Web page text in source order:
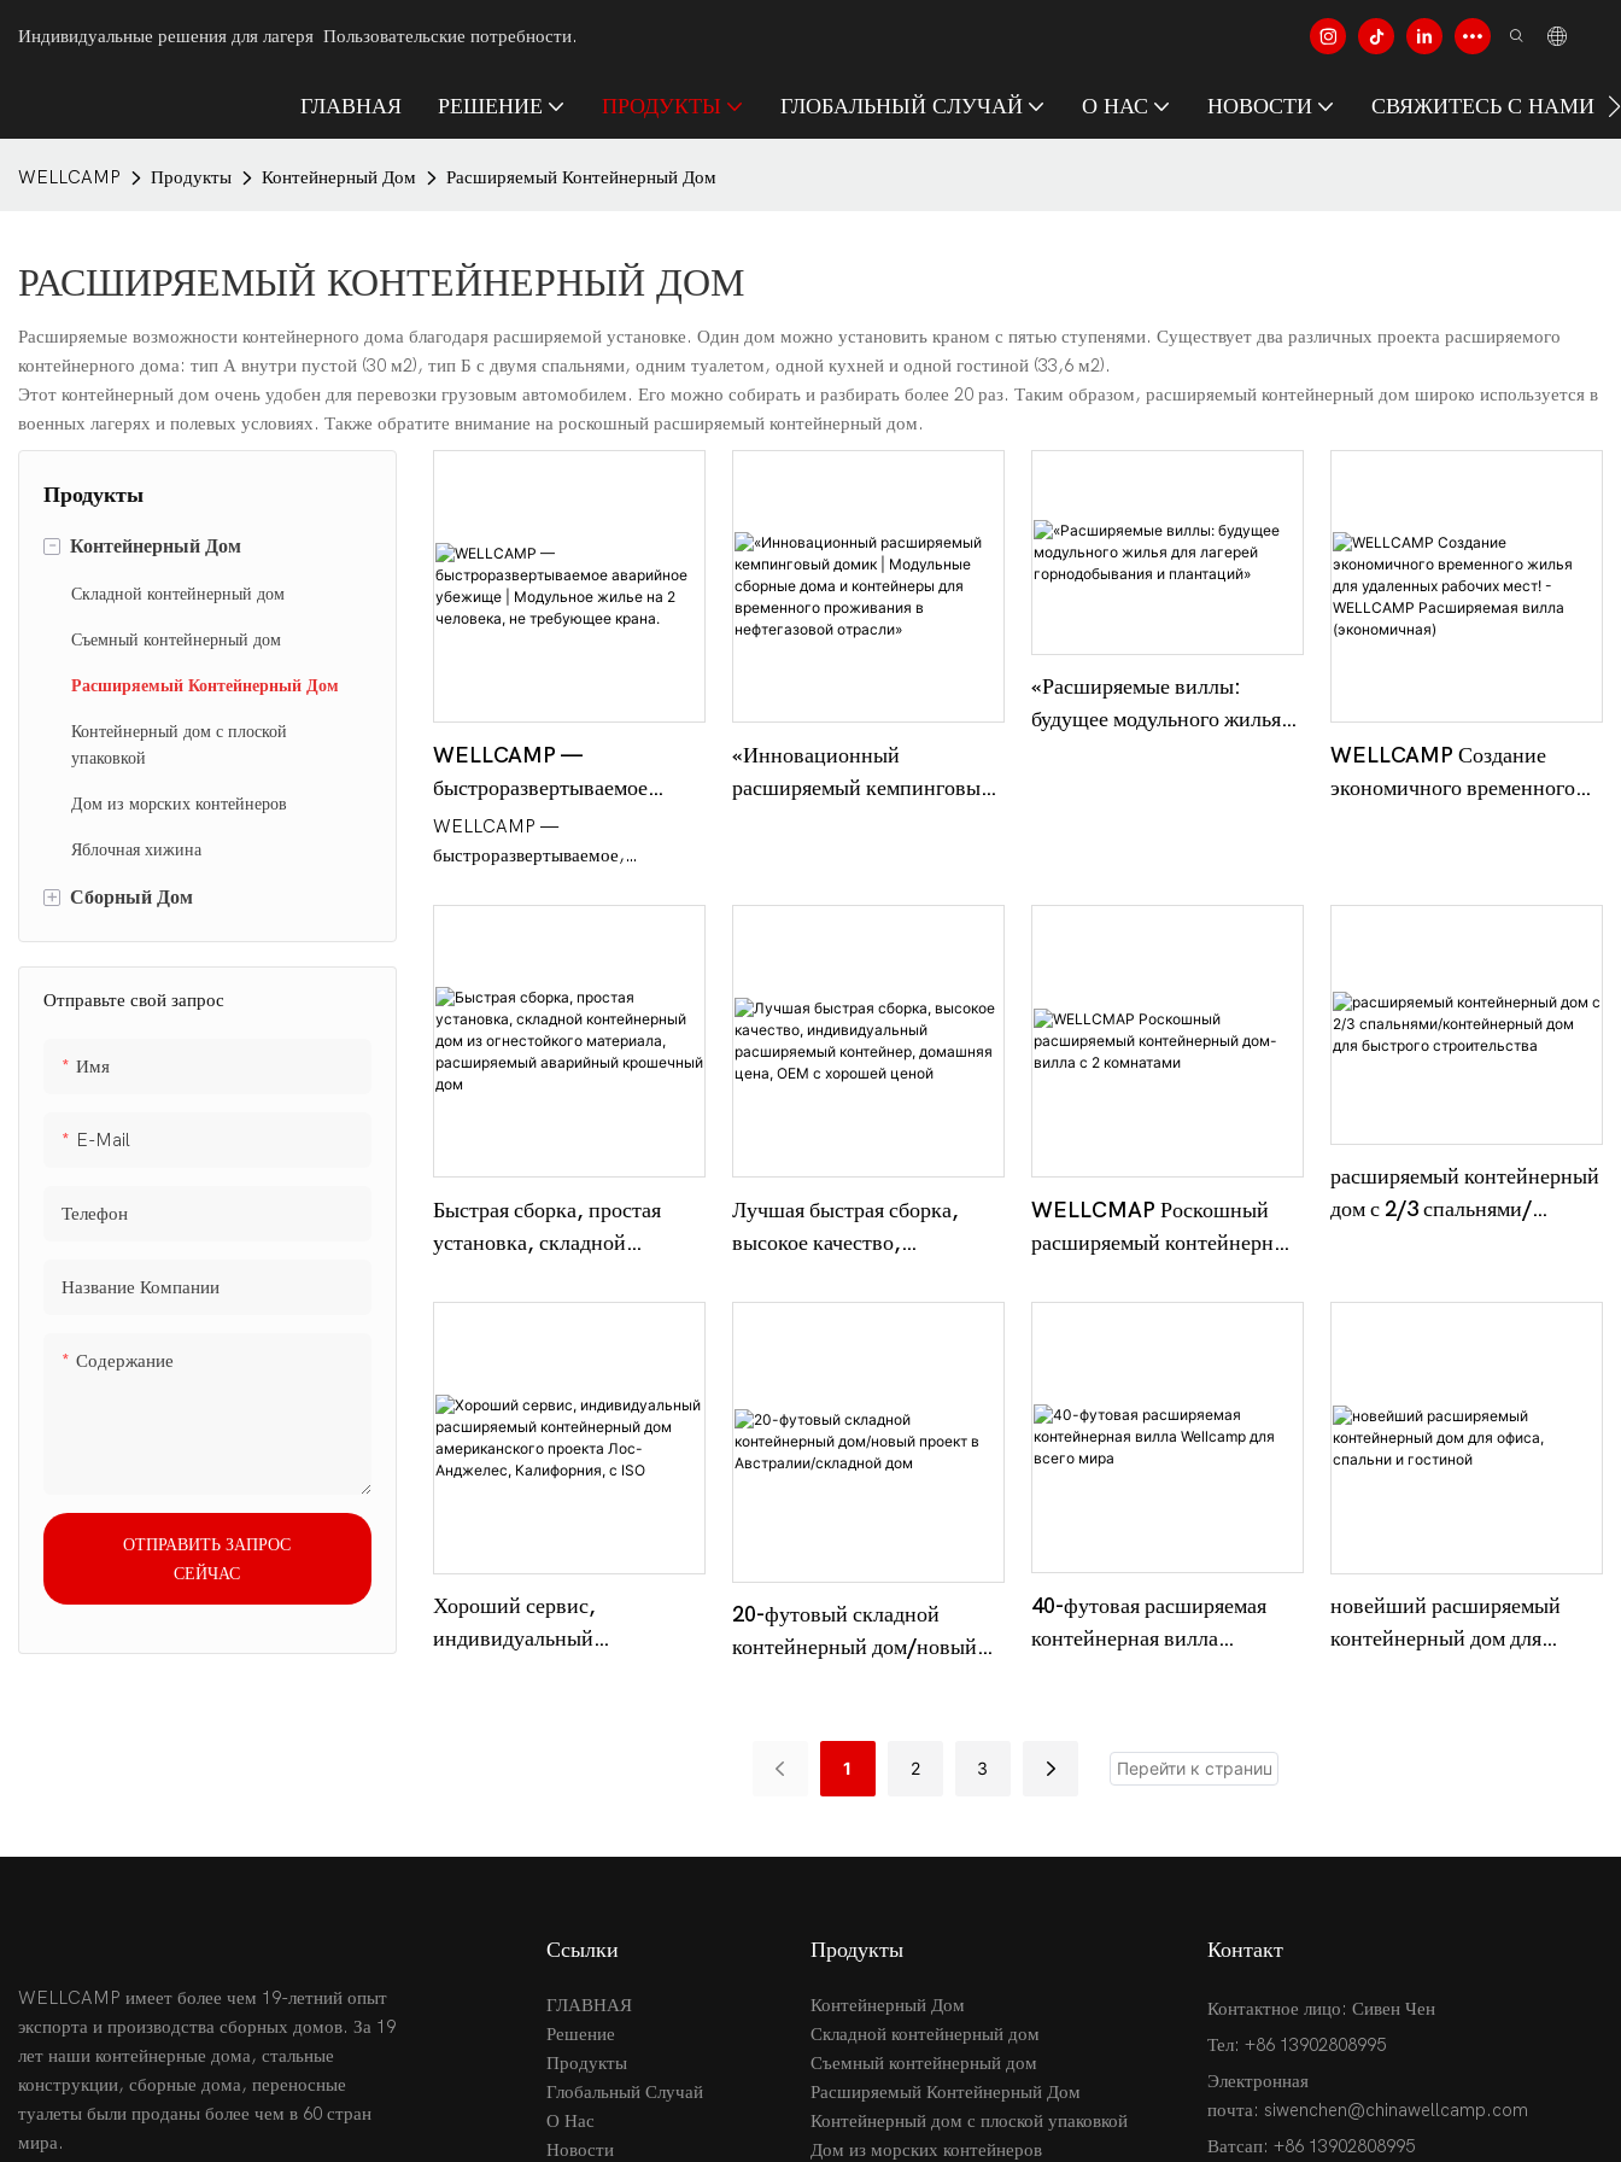
Индивидуальные решения для лагеря Пользовательские потребности.
ГЛАВНАЯ РЕШЕНИЕ ПРОДУКТЫ ГЛОБАЛЬНЫЙ СЛУЧАЙ О НАС НОВОСТИ СВЯЖИТЕСЬ С НАМИ
WELLCAMP Продукты Контейнерный Дом Расширяемый Контейнерный Дом
РАСШИРЯЕМЫЙ КОНТЕЙНЕРНЫЙ ДОМ
Расширяемые возможности контейнерного дома благодаря расширяемой установке. Один дом можно установить краном с пятью ступенями. Существует два различных проекта расширяемого
контейнерного дома: тип А внутри пустой (30 м2), тип Б с двумя спальнями, одним туалетом, одной кухней и одной гостиной (33,6 м2).
Этот контейнерный дом очень удобен для перевозки грузовым автомобилем. Его можно собирать и разбирать более 20 раз. Таким образом, расширяемый контейнерный дом широко используется в
военных лагерях и полевых условиях. Также обратите внимание на роскошный расширяемый контейнерный дом.
Продукты
- Контейнерный Дом
Складной контейнерный дом
Съемный контейнерный дом
Расширяемый Контейнерный Дом
Контейнерный дом с плоской
упаковкой
Дом из морских контейнеров
Яблочная хижина
+ Сборный Дом
Стальная вилла
Сборная бетонная вилла
Отправьте свой запрос
Имя
E-Mail
Телефон
Название Компании
Содержание
ОТПРАВИТЬ ЗАПРОС
СЕЙЧАС
WELLCAMP —
быстроразвертываемое
аварийное убежище |
Модульное жилье на 2
WELLCAMP —
быстроразвертываемое,
Установка двумя людьми без
использования крана.
Оптимизировано для оказания
помощи при стихийных
20 единиц в одном 40-футовом
контейнере.
«Инновационный
расширяемый кемпинговый
«Расширяемые виллы:
будущее модульного жилья
WELLCAMP Создание
экономичного временного
Быстрая сборка, простая
установка, складной
огнестойкого материала,
Лучшая быстрая сборка,
высокое качество,
расширяемый контейнер,
WELLCMAP Роскошный
расширяемый контейнерный
расширяемый контейнерный
дом с 2/3 спальнями/
Хороший сервис,
индивидуальный
20-футовый складной
контейнерный дом/новый
40-футовая расширяемая
контейнерная вилла
новейший расширяемый
контейнерный дом для
1 2 3
WELLCAMP имеет более чем 19-летний опыт
экспорта и производства сборных домов. За 19
лет наши контейнерные дома, стальные
конструкции, сборные дома, переносные
туалеты были проданы более чем в 60 стран
мира.
Ссылки
ГЛАВНАЯ
Решение
Продукты
Глобальный Случай
О Нас
Новости
Продукты
Контейнерный Дом
Складной контейнерный дом
Съемный контейнерный дом
Расширяемый Контейнерный Дом
Контейнерный дом с плоской упаковкой
Дом из морских контейнеров
Контакт
Контактное лицо: Сивен Чен
Тел: +86 13902808995
Электронная
почта: siwenchen@chinawellcamp.com
Ватсап: +86 13902808995